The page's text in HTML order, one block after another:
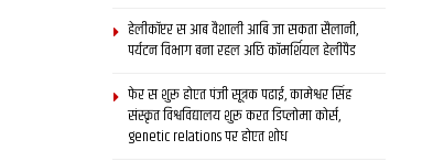
हेलीकॉप्टर स आब वैशाली आबि जा सकता सैलानी,
पर्यटन विभाग बना रहल अछि कॉमर्शियल हेलीपैड
फेर स शुरू होएत पंजी सूत्रक पढाई, कामेश्वर सिंह
संस्कृत विश्वविद्यालय शुरू करत डिप्लोमा कोर्स,
genetic relations पर होएत शोध